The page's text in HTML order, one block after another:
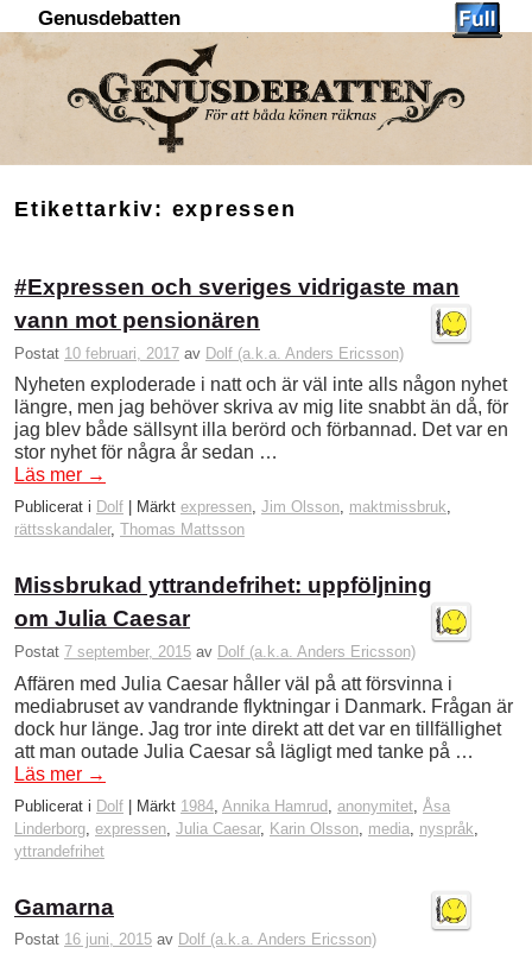
Genusdebatten
Etikettarkiv: expressen
#Expressen och sveriges vidrigaste man
vann mot pensionären
Postat 10 februari, 2017 av Dolf (a.k.a. Anders Ericsson)
Nyheten exploderade i natt och är väl inte alls någon nyhet
längre, men jag behöver skriva av mig lite snabbt än då, för
jag blev både sällsynt illa berörd och förbannad. Det var en
stor nyhet för några år sedan …
Läs mer →
Publicerat i Dolf Märkt expressen, Jim Olsson, maktmissbruk,
rättsskandaler, Thomas Mattsson
Missbrukad yttrandefrihet: uppföljning
om Julia Caesar
Postat 7 september, 2015 av Dolf (a.k.a. Anders Ericsson)
Affären med Julia Caesar håller väl på att försvinna i
mediabruset av vandrande flyktningar i Danmark. Frågan är
dock hur länge. Jag tror inte direkt att det var en tillfällighet
att man outade Julia Caesar så lägligt med tanke på …
Läs mer →
Publicerat i Dolf Märkt 1984 Annika Hamrud anonymitet Åsa
Linderborg expressen Julia Caesar, Karin Olsson media nyspråk
yttrandefrihet
Gamarna
Postat 16 juni, 2015 av Dolf (a.k.a. Anders Ericsson)